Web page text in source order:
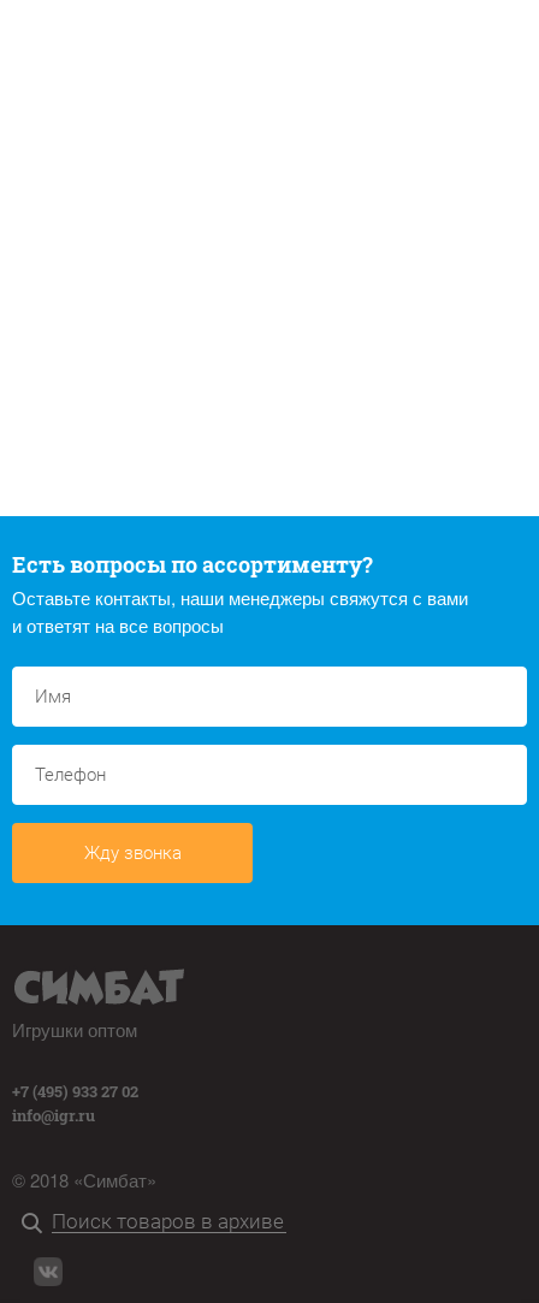
Есть вопросы по ассортименту?
Оставьте контакты, наши менеджеры свяжутся с вами
и ответят на все вопросы
Жду звонка
Игрушки оптом
+7 (495) 933 27 02
info@igr.ru
© 2018 «Симбат»